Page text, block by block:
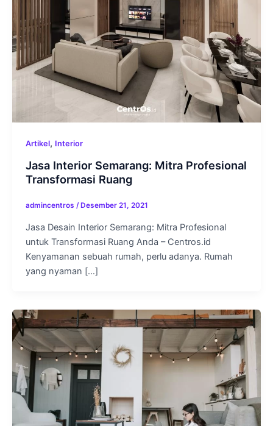
Artikel, Interior
Jasa Interior Semarang: Mitra Profesional
Transformasi Ruang
admincentros / Desember 21, 2021
Jasa Desain Interior Semarang: Mitra Profesional
untuk Transformasi Ruang Anda – Centros.id
Kenyamanan sebuah rumah, perlu adanya. Rumah
yang nyaman […]